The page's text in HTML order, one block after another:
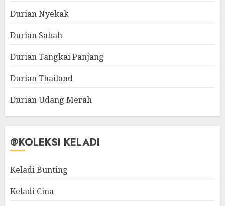
Durian Nyekak
Durian Sabah
Durian Tangkai Panjang
Durian Thailand
Durian Udang Merah
@KOLEKSI KELADI
Keladi Bunting
Keladi Cina